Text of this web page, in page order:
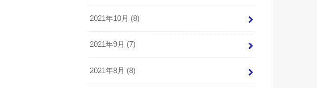
2021年10月 (8)
2021年9月 (7)
2021年8月 (8)